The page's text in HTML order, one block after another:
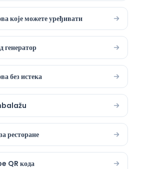
које можете уређивати
без истека
ресторане
QR кода